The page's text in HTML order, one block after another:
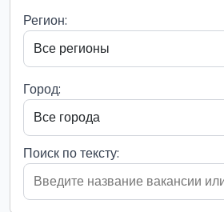
Регион:
Город:
Поиск по тексту: